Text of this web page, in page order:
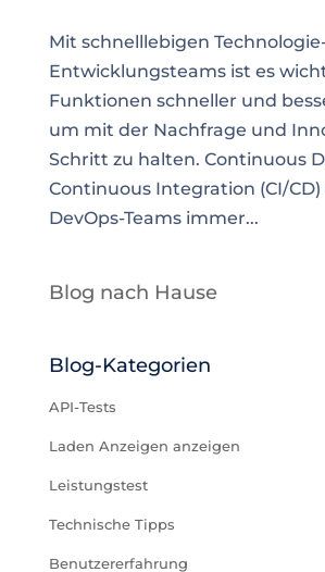
Mit schnelllebigen
Entwicklungsteams ist es
Funktionen schneller und
um mit der Nachfrage und
Schritt zu halten. Continuous
Continuous Integration (CI/
DevOps-Teams immer...
Blog nach Hause
Blog-Kategorien
API-Tests
Laden Anzeigen anzeigen
Leistungstest
Technische Tipps
Benutzererfahrung